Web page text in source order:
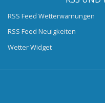
RSS Feed Wetterwarnungen
RSS Feed Neuigkeiten
Wetter Widget